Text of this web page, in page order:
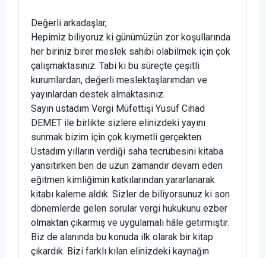
Değerli arkadaşlar,
Hepimiz biliyoruz ki günümüzün zor koşullarında
her biriniz birer meslek sahibi olabilmek için çok
çalışmaktasınız. Tabi ki bu süreçte çeşitli
kurumlardan, değerli meslektaşlarımdan ve
yayınlardan destek almaktasınız.
Sayın üstadım Vergi Müfettişi Yusuf Cihad
DEMET ile birlikte sizlere elinizdeki yayını
sunmak bizim için çok kıymetli gerçekten.
Üstadım yılların verdiği saha tecrübesini kitaba
yansıtırken ben de uzun zamandır devam eden
eğitmen kimliğimin katkılarından yararlanarak
kitabı kaleme aldık. Sizler de biliyorsunuz ki son
dönemlerde gelen sorular vergi hukukunu ezber
olmaktan çıkarmış ve uygulamalı hâle getirmiştir.
Biz de alanında bu konuda ilk olarak bir kitap
çıkardık. Bizi farklı kılan elinizdeki kaynağın